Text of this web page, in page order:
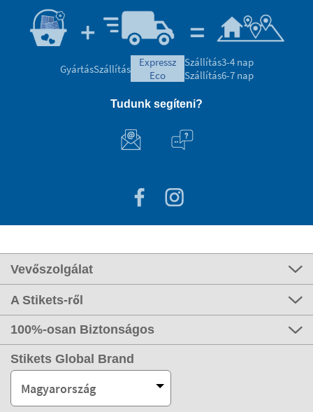
GyártásSzállítás
expressz
eco
Szállítás3-4 nap
Szállítás6-7 nap
Tudunk segíteni?
Vevőszolgálat
A Stikets-ről
100%-osan Biztonságos
Stikets Global Brand
Magyarország